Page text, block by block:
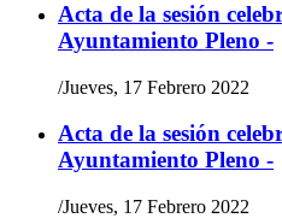
Acta de la sesión
Ayuntamiento Pleno -
/Jueves, 17 Febrero 2022
Acta de la sesión
Ayuntamiento Pleno -
/Jueves, 17 Febrero 2022